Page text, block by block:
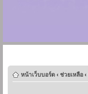
หน้าเว็บบอร์ด ‹ ช่วยเหลือ ‹